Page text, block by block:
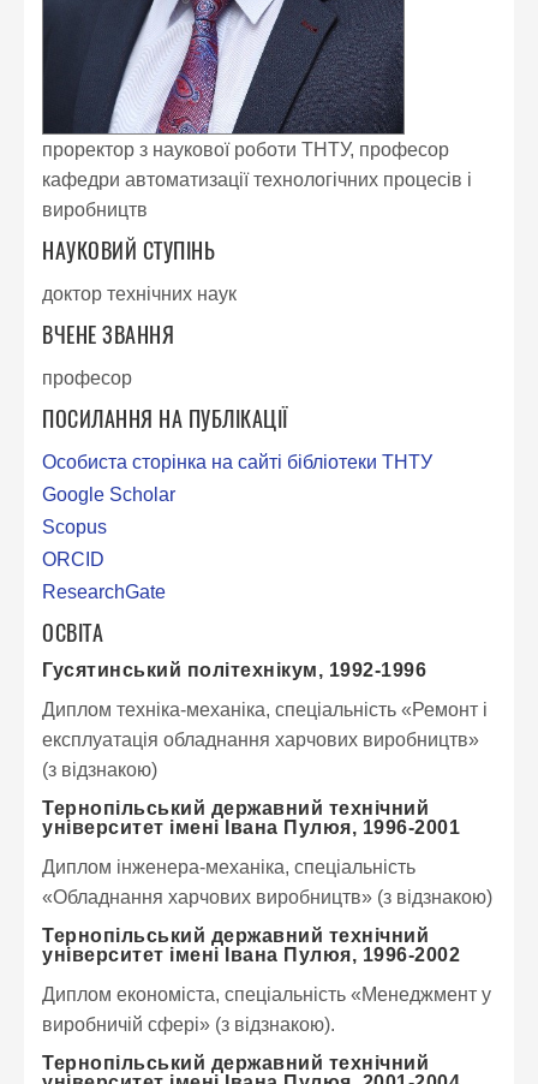
проректор з наукової роботи ТНТУ, професор
кафедри автоматизації технологічних процесів і
виробництв
НАУКОВИЙ СТУПІНЬ
доктор технічних наук
ВЧЕНЕ ЗВАННЯ
професор
ПОСИЛАННЯ НА ПУБЛІКАЦІЇ
Особиста сторінка на сайті бібліотеки ТНТУ
Google Scholar
Scopus
ORCID
ResearchGate
ОСВІТА
Гусятинський політехнікум, 1992-1996
Диплом техніка-механіка, спеціальність «Ремонт і
експлуатація обладнання харчових виробництв»
(з відзнакою)
Тернопільський державний технічний
університет імені Івана Пулюя, 1996-2001
Диплом інженера-механіка, спеціальність
«Обладнання харчових виробництв» (з відзнакою)
Тернопільський державний технічний
університет імені Івана Пулюя, 1996-2002
Диплом економіста, спеціальність «Менеджмент у
виробничій сфері» (з відзнакою).
Тернопільський державний технічний